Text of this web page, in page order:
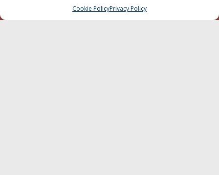
Cookie PolicyPrivacy Policy
SEGUI
CHIAMA SCRIVI